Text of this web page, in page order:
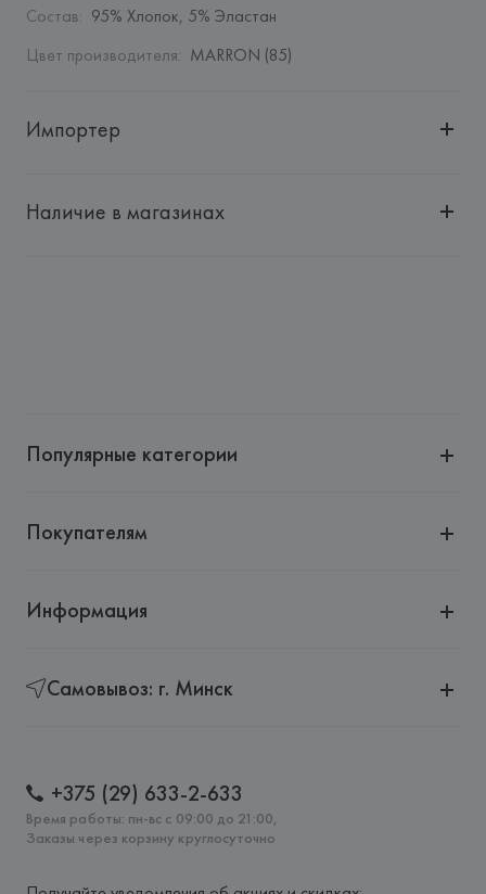
Состав: 95% Хлопок, 5% Эластан
Цвет производителя: MARRON (85)
Импортер
"БелВиринея"
Наличие в магазинах
Популярные категории
Покупателям
Информация
Самовывоз: г. Минск
+375 (29) 633-2-633
Время работы: пн-вс с 09:00 до 21:00,
Заказы через корзину круглосуточно